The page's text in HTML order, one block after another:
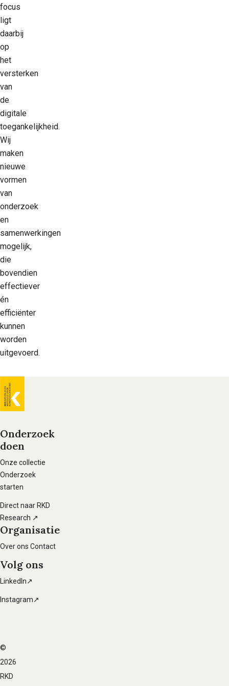
focus
ligt
daarbij
op
het
versterken
van
de
digitale
toegankelijkheid.
Wij
maken
nieuwe
vormen
van
onderzoek
en
samenwerkingen
mogelijk,
die
bovendien
effectiever
én
efficiënter
kunnen
worden
uitgevoerd.
Algemene
Voet
hoofdnavigatie
Onderzoek
doen
Onze collectie
Onderzoek
starten
Direct naar RKD
Research ↗
Organisatie
Over ons Contact
Volg ons
LinkedIn↗
Instagram↗
Voet
navigatie
©
2026
RKD